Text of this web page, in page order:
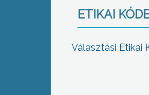
ETIKAI
Választási Etikai